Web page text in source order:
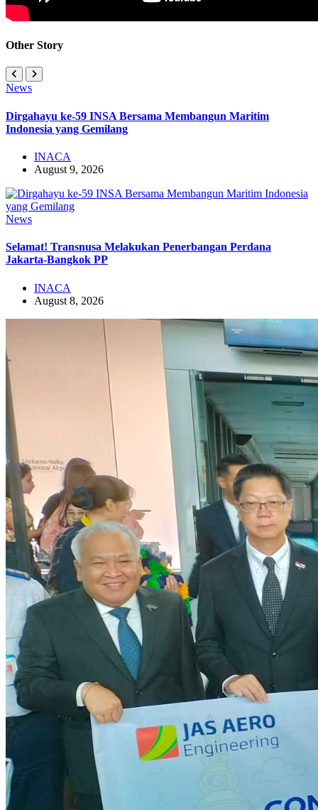
Other Story
News
Dirgahayu ke-59 INSA Bersama Membangun Maritim
Indonesia yang Gemilang
INACA
August 9, 2026
News
Selamat! Transnusa Melakukan Penerbangan Perdana
Jakarta-Bangkok PP
INACA
August 8, 2026